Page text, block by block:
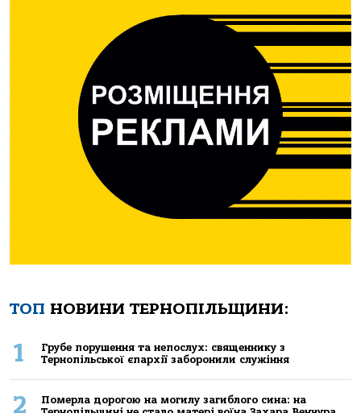
ТОП НОВИНИ ТЕРНОПІЛЬЩИНИ:
1
Грубе порушення та непослух: священнику з
Тернопільської єпархії заборонили служіння
2
Померла дорогою на могилу загиблого сина: на